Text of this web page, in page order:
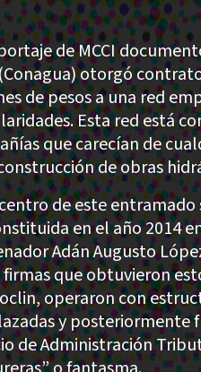
de MCCI
otorgó
de pesos a una red
Esta red está
que carecían de
de obras
de este
en el año 2014
Adán Augusto
firmas que obtuvieron
operaron con
y posteriormente
de Administración